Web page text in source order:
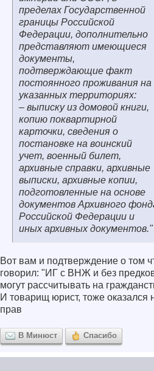
пределах Государственной
границы Российской
Федерации, дополнительно
представляют имеющиеся
документы,
подтверждающие факт
постоянного проживания на
указанных территориях:
– выписку из домовой книги,
копию поквартирной
карточки, сведения о
постановке на воинский
учет, военный билет,
архивные справки, архивные
выписки, архивные копии,
подготовленные на основе
документов Архивного
Российской Федерации и
иных архивных документов."
Вот вам и подтверждение о том
говорил: "ИГ с ВНЖ и без
могут рассчитывать на
И товарищ юрист, тоже оказался
прав
В Минюст Спасибо